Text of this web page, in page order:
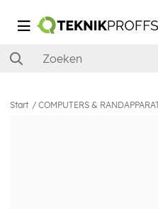
Start COMPUTERS &